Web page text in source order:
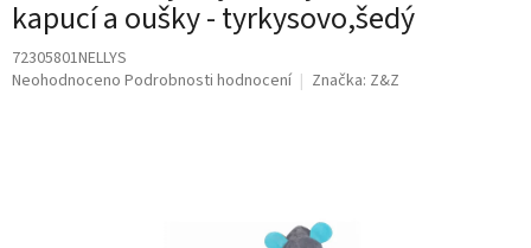
kapucí a oušky - tyrkysovo,šedý
72305801NELLYS
Průměrné
Neohodnoceno Podrobnosti hodnocení Značka: Z&Z